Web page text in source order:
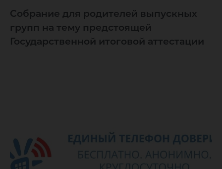
Cобрание для родителей выпускных
групп на тему предстоящей
Государственной итоговой аттестации